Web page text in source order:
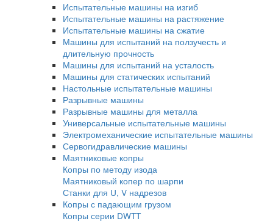
Спектрометры с индуктивно-связанной
Аксессуары и комплектующие
Рентгенофлуоресцентные спектрометры
Испытательные машины
Гидравлические испытательные машины
Динамические испытательные машины
Захваты разрывной машины
Испытательные машины на изгиб
Испытательные машины на растяжение
Испытательные машины на сжатие
Машины для испытаний на ползучесть и
длительную прочность
Машины для испытаний на усталость
Машины для статических испытаний
Настольные испытательные машины
Разрывные машины